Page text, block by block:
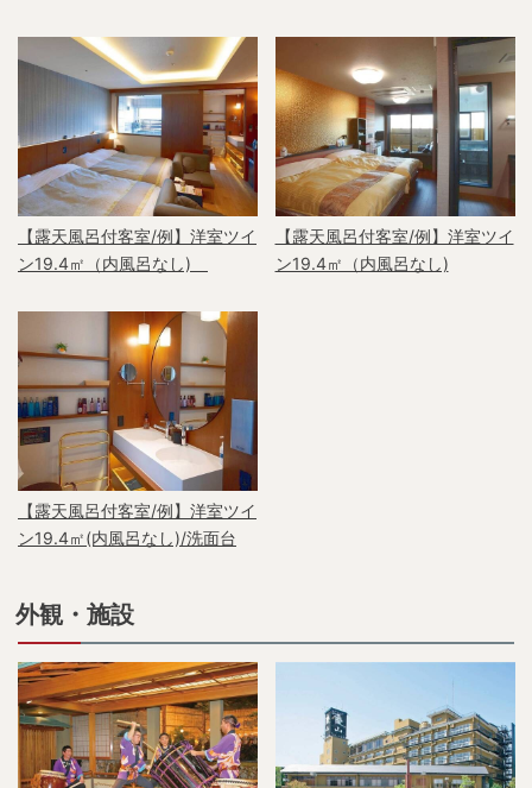
【露天風呂付客室/例】洋室ツイ
ン19.4㎡（内風呂なし)
【露天風呂付客室/例】洋室ツイ
ン19.4㎡（内風呂なし)
【露天風呂付客室/例】洋室ツイ
ン19.4㎡(内風呂なし)/洗面台
外観・施設